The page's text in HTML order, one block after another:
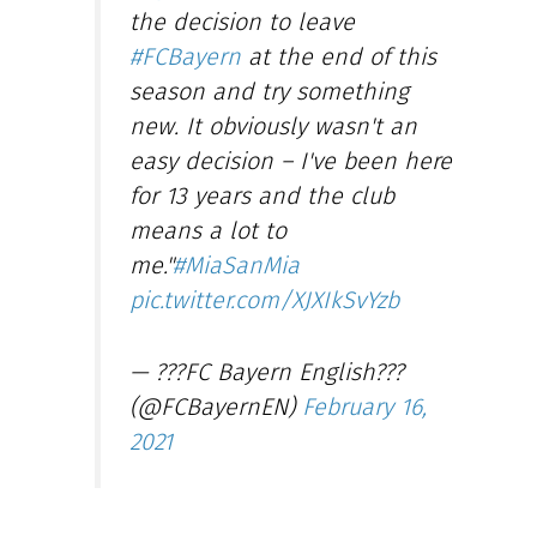
the decision to leave
#FCBayern at the end of this
season and try something
new. It obviously wasn't an
easy decision – I've been here
for 13 years and the club
means a lot to
me."#MiaSanMia
pic.twitter.com/XJXIkSvYzb
— ???FC Bayern English???
(@FCBayernEN) February 16,
2021